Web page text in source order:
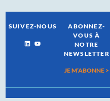
SUIVEZ-NOUS
ABONNEZ-
VOUS À
NOTRE
NEWSLETTER
JE M’ABONNE >